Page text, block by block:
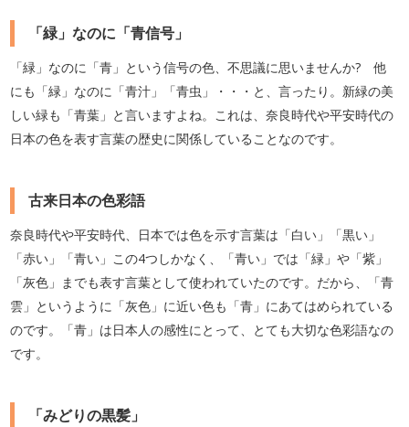
「緑」なのに「青信号」
「緑」なのに「青」という信号の色、不思議に思いませんか? 他
にも「緑」なのに「青汁」「青虫」・・・と、言ったり。新緑の美
しい緑も「青葉」と言いますよね。これは、奈良時代や平安時代の
日本の色を表す言葉の歴史に関係していることなのです。
古来日本の色彩語
奈良時代や平安時代、日本では色を示す言葉は「白い」「黒い」
「赤い」「青い」この4つしかなく、「青い」では「緑」や「紫」
「灰色」までも表す言葉として使われていたのです。だから、「青
雲」というように「灰色」に近い色も「青」にあてはめられている
のです。「青」は日本人の感性にとって、とても大切な色彩語なの
です。
「みどりの黒髪」